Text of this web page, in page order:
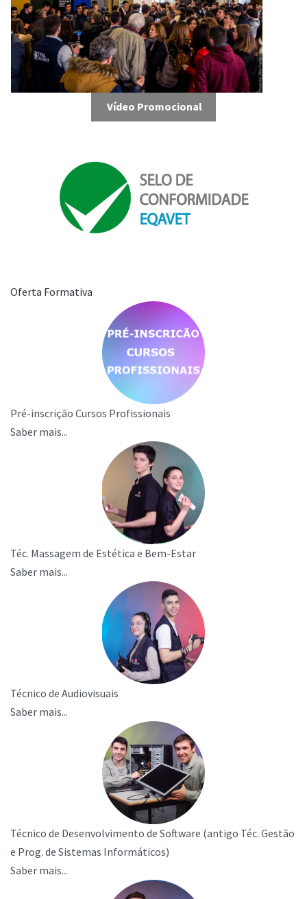
Vídeo Promocional
Oferta Formativa
Pré-inscrição Cursos Profissionais
Saber mais...
Téc. Massagem de Estética e Bem-Estar
Saber mais...
Técnico de Audiovisuais
Saber mais...
Técnico de Desenvolvimento de Software (antigo Téc. Gestão
e Prog. de Sistemas Informáticos)
Saber mais...